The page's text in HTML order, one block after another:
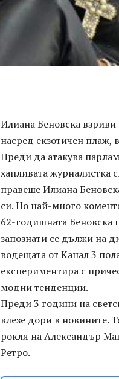
Илиана Беновска
насред екзотичен плаж,
Преди да атакува
хапливата журналистка
правеше Илиана
си. Но най-много
62-годишната Беновска
запознати се дължи на
водещата от Канал 3
експериментира с
модни тенденции.
Преди 3 години на
влезе дори в новините.
рокля на Александър
Ретро.